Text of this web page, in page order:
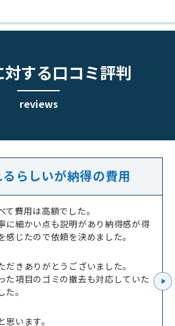
対する口コミ評判
reviews
らしいが納得の費用
費用は高額でした。
に細かい点も説明があり納得感が得
感じたので依頼を決めました。
だきありがとうございました。
た項目のゴミの撤去も対応していた
。
います。